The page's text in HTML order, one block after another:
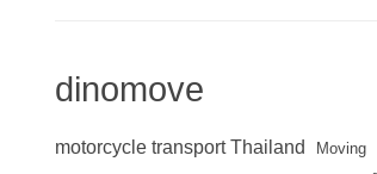
dinomove
motorcycle transport Thailand Moving